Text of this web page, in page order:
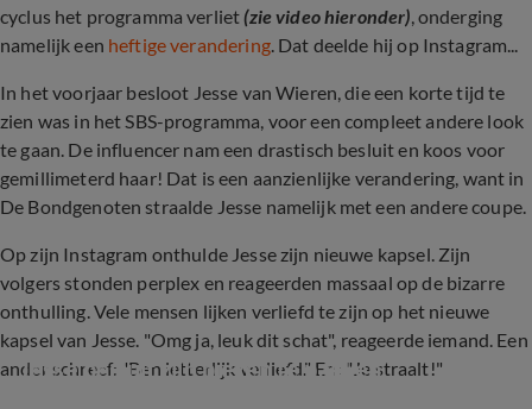
cyclus het programma verliet(zie video hieronder), onderging
namelijk een heftige verandering. Dat deelde hij op Instagram...
In het voorjaar besloot Jesse van Wieren, die een korte tijd te
zien was in het SBS-programma, voor een compleet andere look
te gaan. De influencer nam een drastisch besluit en koos voor
gemillimeterd haar! Dat is een aanzienlijke verandering, want in
De Bondgenoten straalde Jesse namelijk met een andere coupe.
Op zijn Instagram onthulde Jesse zijn nieuwe kapsel. Zijn
volgers stonden perplex en reageerden massaal op de bizarre
onthulling. Vele mensen lijken verliefd te zijn op het nieuwe
kapsel van Jesse. "Omg ja, leuk dit schat", reageerde iemand. Een
ander schreef: "Ben letterlijk verliefd." En: "Je straalt!"
Jesse besluit zijn biezen te pakken